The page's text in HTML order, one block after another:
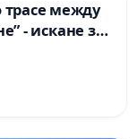
между
- искане за